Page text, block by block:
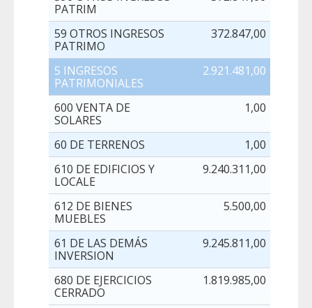
PATRIM
59 OTROS INGRESOS
PATRIMO
372.847,00
5 INGRESOS
PATRIMONIALES
2.921.481,00
600 VENTA DE
SOLARES
1,00
60 DE TERRENOS
1,00
610 DE EDIFICIOS Y
LOCALE
9.240.311,00
612 DE BIENES
MUEBLES
5.500,00
61 DE LAS DEMÁS
INVERSION
9.245.811,00
680 DE EJERCICIOS
CERRADO
1.819.985,00